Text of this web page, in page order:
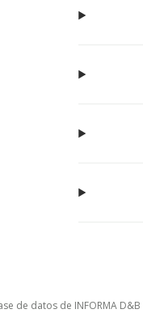
de datos de INFORMA